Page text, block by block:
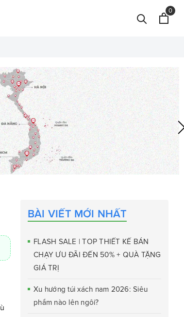
0
BÀI VIẾT MỚI NHẤT
FLASH SALE | TOP THIẾT KẾ BÁN
CHẠY ƯU ĐÃI ĐẾN 50% + QUÀ TẶNG
GIÁ TRỊ
Xu hướng túi xách nam 2026: Siêu
phẩm nào lên ngôi?